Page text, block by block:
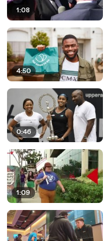
1:08
4:50
0:46
1:09